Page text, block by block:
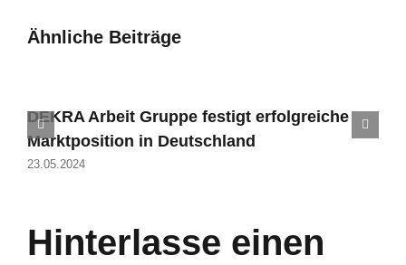
Ähnliche Beiträge
DEKRA Arbeit Grup­pe fes­tigt erfolg­rei­che
Markt­po­si­ti­on in Deutschland
23.05.2024
Hinterlasse einen